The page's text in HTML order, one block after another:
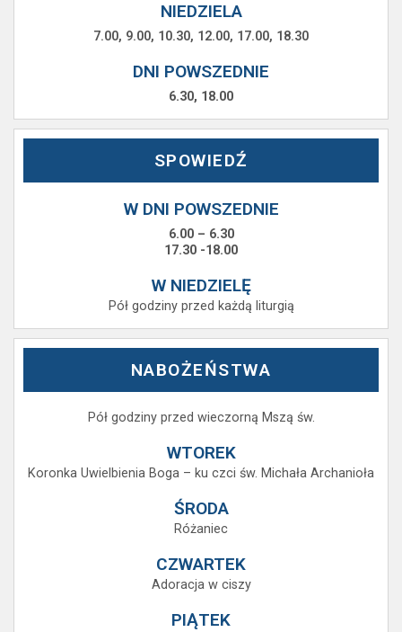
NIEDZIELA
7.00, 9.00, 10.30, 12.00, 17.00, 18.30
DNI POWSZEDNIE
6.30, 18.00
SPOWIEDŹ
W DNI POWSZEDNIE
6.00 – 6.30
17.30 -18.00
W NIEDZIELĘ
Pół godziny przed każdą liturgią
NABOŻEŃSTWA
Pół godziny przed wieczorną Mszą św.
WTOREK
Koronka Uwielbienia Boga – ku czci św. Michała Archanioła
ŚRODA
Różaniec
CZWARTEK
Adoracja w ciszy
PIĄTEK